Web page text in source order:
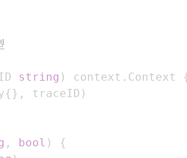
string ) context . Context
{ } , traceID )
, bool )
{